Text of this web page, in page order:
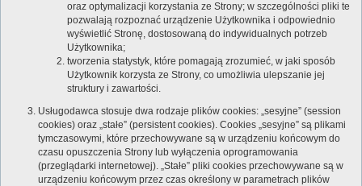
oraz optymalizacji korzystania ze Strony; w szczególności pliki te
pozwalają rozpoznać urządzenie Użytkownika i odpowiednio
wyświetlić Stronę, dostosowaną do indywidualnych potrzeb
Użytkownika;
tworzenia statystyk, które pomagają zrozumieć, w jaki sposób
Użytkownik korzysta ze Strony, co umożliwia ulepszanie jej
struktury i zawartości.
Usługodawca stosuje dwa rodzaje plików cookies: „sesyjne” (session
cookies) oraz „stałe” (persistent cookies). Cookies „sesyjne” są plikami
tymczasowymi, które przechowywane są w urządzeniu końcowym do
czasu opuszczenia Strony lub wyłączenia oprogramowania
(przeglądarki internetowej). „Stałe” pliki cookies przechowywane są w
urządzeniu końcowym przez czas określony w parametrach plików